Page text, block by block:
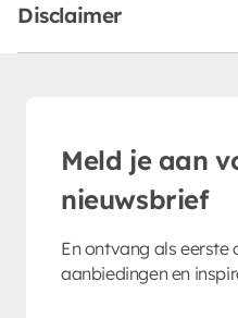
Disclaimer
Meld je aan
nieuwsbrief
En ontvang als eerste
aanbiedingen en